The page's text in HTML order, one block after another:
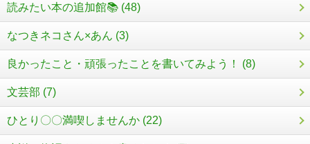
読みたい本の追加館📚 (48)
なつきネコさん×あん (3)
良かったこと・頑張ったことを書いてみよう！ (8)
文芸部 (7)
ひとり〇〇満喫しませんか (22)